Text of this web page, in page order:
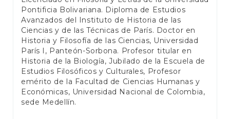
Pontificia Bolivariana. Diploma de Estudios
Avanzados del Instituto de Historia de las
Ciencias y de las Técnicas de París. Doctor en
Historia y Filosofía de las Ciencias, Universidad
París I, Panteón-Sorbona. Profesor titular en
Historia de la Biología, Jubilado de la Escuela de
Estudios Filosóficos y Culturales, Profesor
emérito de la Facultad de Ciencias Humanas y
Económicas, Universidad Nacional de Colombia,
sede Medellín.